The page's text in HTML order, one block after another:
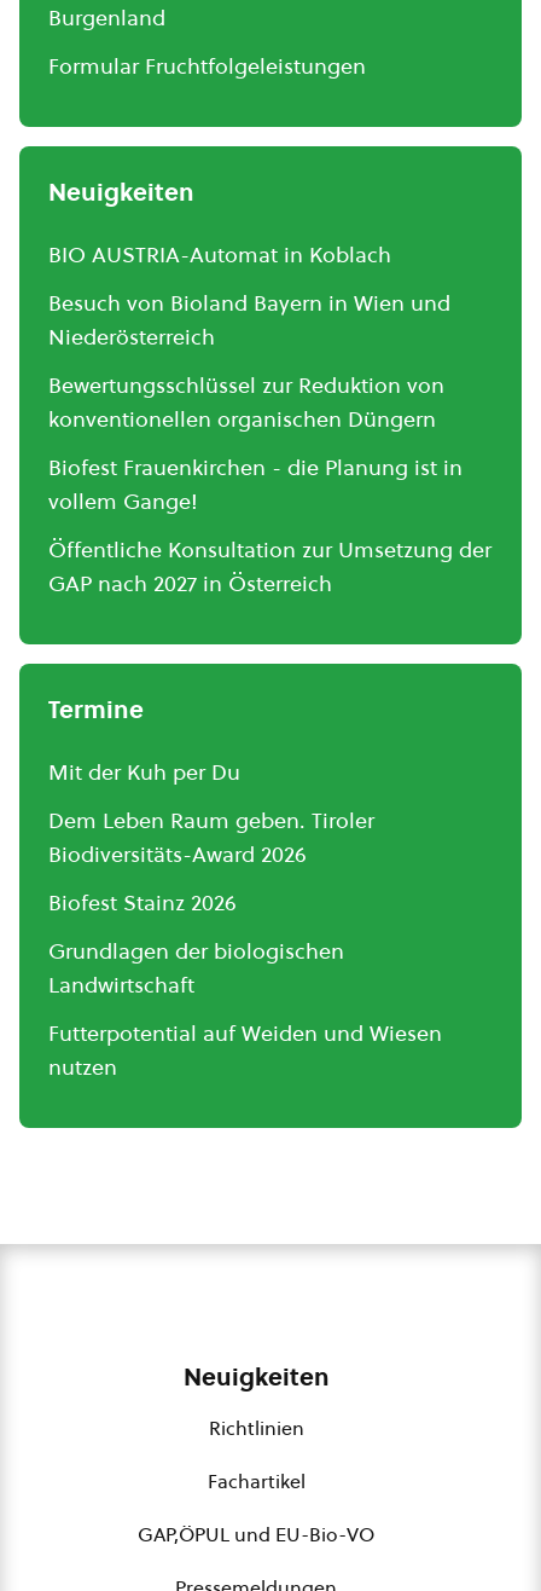
Burgenland
Formular Fruchtfolgeleistungen
Neuigkeiten
BIO AUSTRIA-Automat in Koblach
Besuch von Bioland Bayern in Wien und
Niederösterreich
Bewertungsschlüssel zur Reduktion von
konventionellen organischen Düngern
Biofest Frauenkirchen - die Planung ist in
vollem Gange!
Öffentliche Konsultation zur Umsetzung der
GAP nach 2027 in Österreich
Termine
Mit der Kuh per Du
Dem Leben Raum geben. Tiroler
Biodiversitäts-Award 2026
Biofest Stainz 2026
Grundlagen der biologischen
Landwirtschaft
Futterpotential auf Weiden und Wiesen
nutzen
Neuigkeiten
Richtlinien
Fachartikel
GAP,ÖPUL und EU-Bio-VO